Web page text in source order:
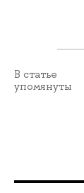
В статье
упомянуты